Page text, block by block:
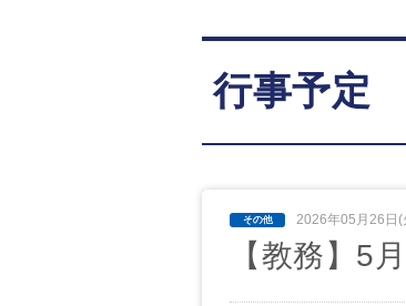
学校案内
広報佐野日大
αクラス
N進学クラス（Nクラ
スクールバス
学則（令和8年度～）
日大DAY
学校案内パンフレット
サニチヒーローズ
行事予定
2026年05月26日(
【教務】5